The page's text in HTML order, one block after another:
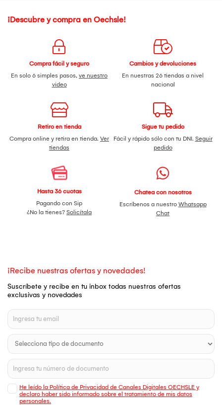
¡Descubre y compra en Oechsle!
Compra fácil y seguro
En solo 6 simples pasos, ve nuestro
video
Cambios y devoluciones
En nuestras 26 tiendas a nivel
nacional
Retiro en tienda
Compra online y retira en tienda. Ver
tiendas
Sigue tu pedido
Fácil y rápido sólo con tu DNI. Seguir
pedido
Hasta 36 cuotas
Pagando con Sip
¿No la tienes? Solicítala
Chatea con nosotros
Escríbenos a nuestro Whatsapp
Chat
¡Recibe nuestras ofertas y novedades!
Suscríbete y recibe en tu inbox todas nuestras ofertas
exclusivas y novedades
He leído la Política de Privacidad de Canales Digitales OECHSLE y
declaro haber sido informado sobre el tratamiento de mis datos
personales.